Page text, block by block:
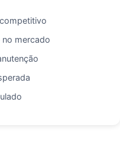
no mercado